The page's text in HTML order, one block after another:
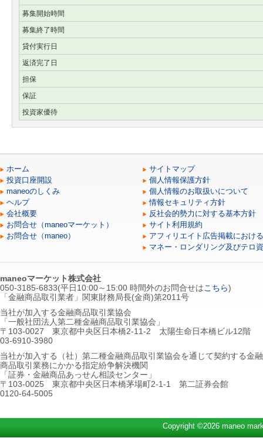
募集開始時間
募集終了時間
貸付実行日
返済完了日
担保
保証
投資家優待
ホーム
投資口座開設
maneoのしくみ
ヘルプ
会社概要
お問合せ（maneoマーケット）
お問合せ（maneo）
サイトマップ
個人情報保護方針
個人情報のお取扱いについて
情報セキュリティ方針
反社会的勢力に対する基本方針
サイト利用規約
アフィリエイト広告掲載におけ
マネー・ロンダリング及びテロ
maneoマーケット株式会社
050-3185-6833(平日10:00～15:00 時間外のお問合せは こちら)
「金融商品取引業者」関東財務局長(金商)第2011号
当社が加入する金融商品取引業協会
「一般社団法人第二種金融商品取引業協会」
〒103-0027 東京都中央区日本橋2-11-2 太陽生命日本橋ビル12階
03-6910-3980
当社が加入する（社）第二種金融商品取引業協会を通じて契約する金融
商品取引業務にかかる指定紛争解決機関
「証券・金融商品あっせん相談センター」
〒103-0025 東京都中央区日本橋茅場町2-1-1 第二証券会館
0120-64-5005
Copyright ©2026 maneo